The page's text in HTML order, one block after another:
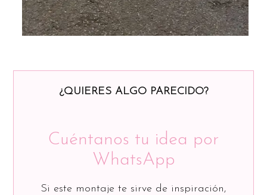
¿QUIERES ALGO PARECIDO?
Cuéntanos tu idea por
WhatsApp
Si este montaje te sirve de inspiración,